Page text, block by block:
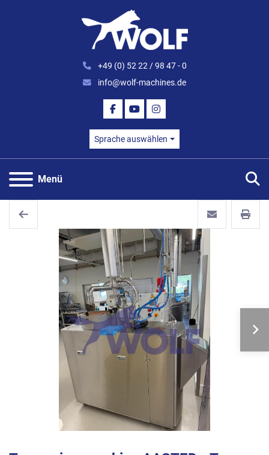
+49 (0) 52 22 / 98 47 - 0
info@wolf-machines.de
FACEBOOK
YOUTUBEINSTAGRAM
Sprache auswählen
Menü